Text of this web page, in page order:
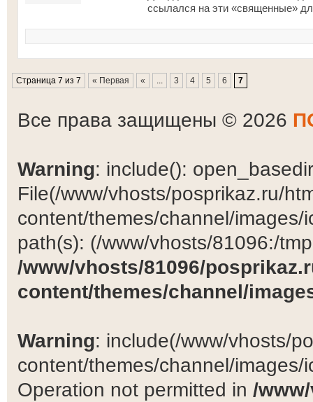
ссылался на эти «священные»
Страница 7 из 7 « Первая « ... 3 4 5 6 7
Все права защищены © 2026
Warning: include():
File(/www/vhosts/posprikaz.ru/
content/themes/channel/
path(s): (/www/vhosts/81096:/
/www/vhosts/81096/
content/themes/channel/
Warning: include(/www/vhosts/
content/themes/channel/
Operation not permitted in /